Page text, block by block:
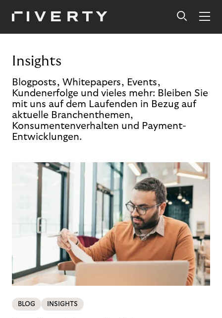
Insights
Blogposts, Whitepapers, Events,
Kundenerfolge und vieles mehr: Bleiben Sie
mit uns auf dem Laufenden in Bezug auf
aktuelle Branchenthemen,
Konsumentenverhalten und Payment-
Entwicklungen.
BLOG INSIGHTS